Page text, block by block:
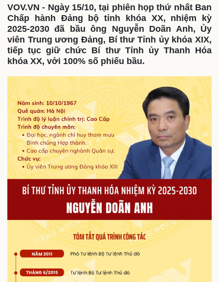
Biển đảo
Thế giới
Quan sát
Cuộc sống đó đây
Hồ sơ
Multimedia
Video
Ảnh
E-Magazine
Infographic
Kinh tế
Bất động sản
Khởi nghiệp
Thị trường
Giá vàng
Tiêu dùng
Tỷ giá
Chứng khoán
Giá cà phê
Tin nóng
Tư vấn luật
Vũ khí
Việt Nam
Phân tích
VOV.VN - Ngày 15/10, tại phiên họp thứ nhất Ban
Chấp hành Đảng bộ tỉnh khóa XX, nhiệm kỳ
2025-2030 đã bầu ông Nguyễn Doãn Anh, Ủy
viên Trung ương Đảng, Bí thư Tỉnh ủy khóa XIX,
tiếp tục giữ chức Bí thư Tỉnh ủy Thanh Hóa
khóa XX, với 100% số phiếu bầu.